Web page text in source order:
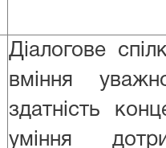
Діалогове
вміння
здатність
уміння